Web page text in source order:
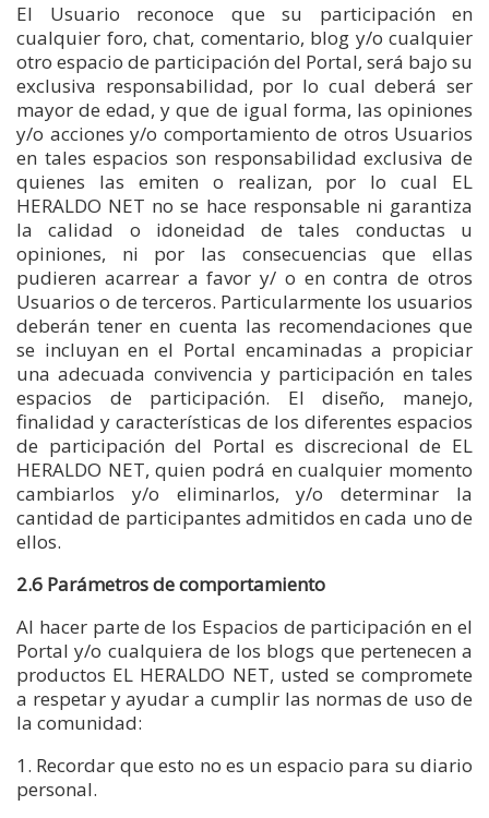
El Usuario reconoce que su participación en
cualquier foro, chat, comentario, blog y/o cualquier
otro espacio de participación del Portal, será bajo su
exclusiva responsabilidad, por lo cual deberá ser
mayor de edad, y que de igual forma, las opiniones
y/o acciones y/o comportamiento de otros Usuarios
en tales espacios son responsabilidad exclusiva de
quienes las emiten o realizan, por lo cual EL
HERALDO NET no se hace responsable ni garantiza
la calidad o idoneidad de tales conductas u
opiniones, ni por las consecuencias que ellas
pudieren acarrear a favor y/ o en contra de otros
Usuarios o de terceros. Particularmente los usuarios
deberán tener en cuenta las recomendaciones que
se incluyan en el Portal encaminadas a propiciar
una adecuada convivencia y participación en tales
espacios de participación. El diseño, manejo,
finalidad y características de los diferentes espacios
de participación del Portal es discrecional de EL
HERALDO NET, quien podrá en cualquier momento
cambiarlos y/o eliminarlos, y/o determinar la
cantidad de participantes admitidos en cada uno de
ellos.
2.6 Parámetros de comportamiento
Al hacer parte de los Espacios de participación en el
Portal y/o cualquiera de los blogs que pertenecen a
productos EL HERALDO NET, usted se compromete
a respetar y ayudar a cumplir las normas de uso de
la comunidad:
1. Recordar que esto no es un espacio para su diario
personal.